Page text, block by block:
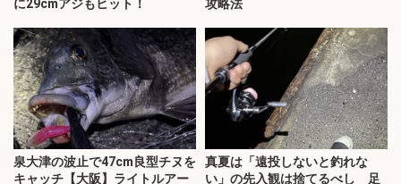
に29cmアジもヒット！
攻略法
泉大津の波止で47cm良型チヌを
キャッチ【大阪】ライトルアー
真夏は「遠投しないと釣れな
い」の先入観は捨てるべし 足